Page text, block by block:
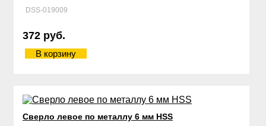
DSS-019009
372 руб.
В корзину
Сверло левое по металлу 6 мм HSS